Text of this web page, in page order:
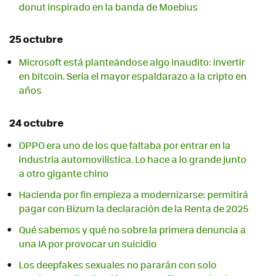
donut inspirado en la banda de Moebius
25 octubre
Microsoft está planteándose algo inaudito: invertir
en bitcoin. Sería el mayor espaldarazo a la cripto en
años
24 octubre
OPPO era uno de los que faltaba por entrar en la
industria automovilística. Lo hace a lo grande junto
a otro gigante chino
Hacienda por fin empieza a modernizarse: permitirá
pagar con Bizum la declaración de la Renta de 2025
Qué sabemos y qué no sobre la primera denuncia a
una IA por provocar un suicidio
Los deepfakes sexuales no pararán con solo